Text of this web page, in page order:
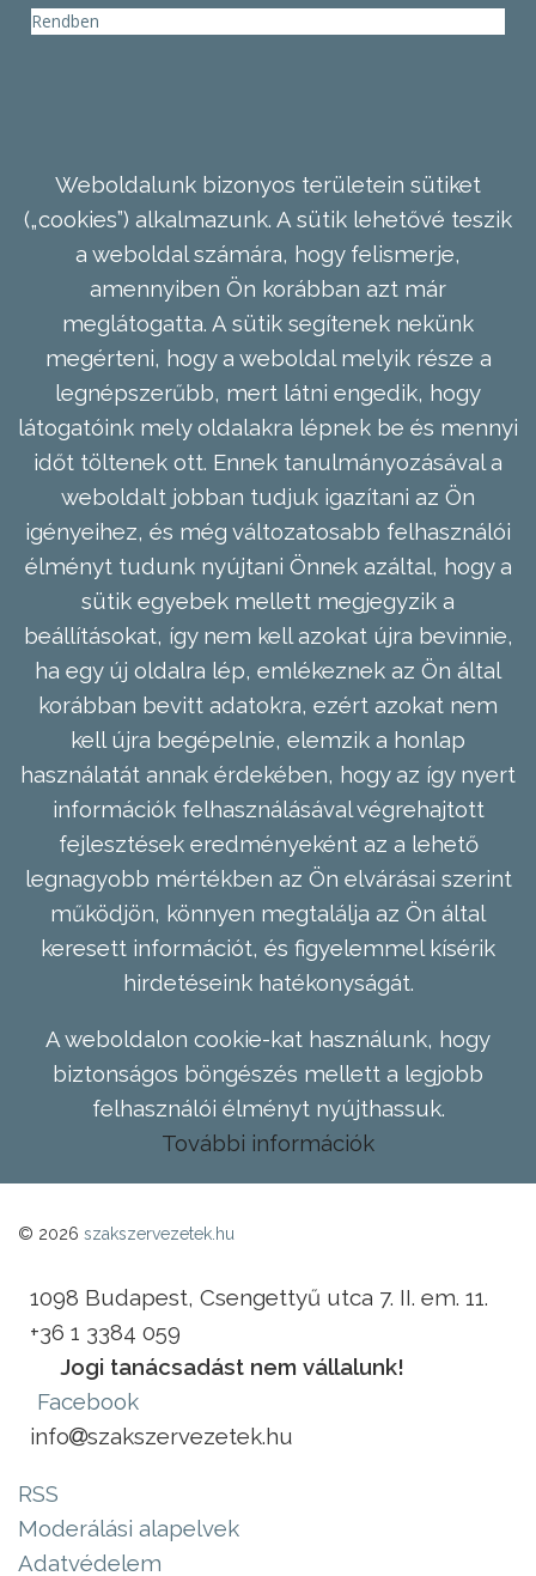
Rendben
Weboldalunk bizonyos területein sütiket
(„cookies”) alkalmazunk. A sütik lehetővé teszik
a weboldal számára, hogy felismerje,
amennyiben Ön korábban azt már
meglátogatta. A sütik segítenek nekünk
megérteni, hogy a weboldal melyik része a
legnépszerűbb, mert látni engedik, hogy
látogatóink mely oldalakra lépnek be és mennyi
időt töltenek ott. Ennek tanulmányozásával a
weboldalt jobban tudjuk igazítani az Ön
igényeihez, és még változatosabb felhasználói
élményt tudunk nyújtani Önnek azáltal, hogy a
sütik egyebek mellett megjegyzik a
beállításokat, így nem kell azokat újra bevinnie,
ha egy új oldalra lép, emlékeznek az Ön által
korábban bevitt adatokra, ezért azokat nem
kell újra begépelnie, elemzik a honlap
használatát annak érdekében, hogy az így nyert
információk felhasználásával végrehajtott
fejlesztések eredményeként az a lehető
legnagyobb mértékben az Ön elvárásai szerint
működjön, könnyen megtalálja az Ön által
keresett információt, és figyelemmel kísérik
hirdetéseink hatékonyságát.
A weboldalon cookie-kat használunk, hogy
biztonságos böngészés mellett a legjobb
felhasználói élményt nyújthassuk.
További információk
© 2026 szakszervezetek.hu
1098 Budapest, Csengettyű utca 7. II. em. 11.
+36 1 3384 059
Jogi tanácsadást nem vállalunk!
Facebook
info
szakszervezetek.hu
RSS
Moderálási alapelvek
Adatvédelem